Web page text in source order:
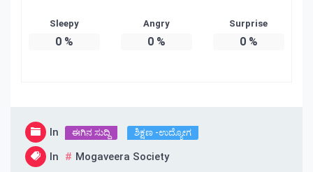
Sleepy
0%
Angry
0%
Surprise
0%
In ಈಗಿನ ಸುದ್ದಿ ಶಿಕ್ಷಣ -ಉದ್ಯೋಗ
In Mogaveera Society